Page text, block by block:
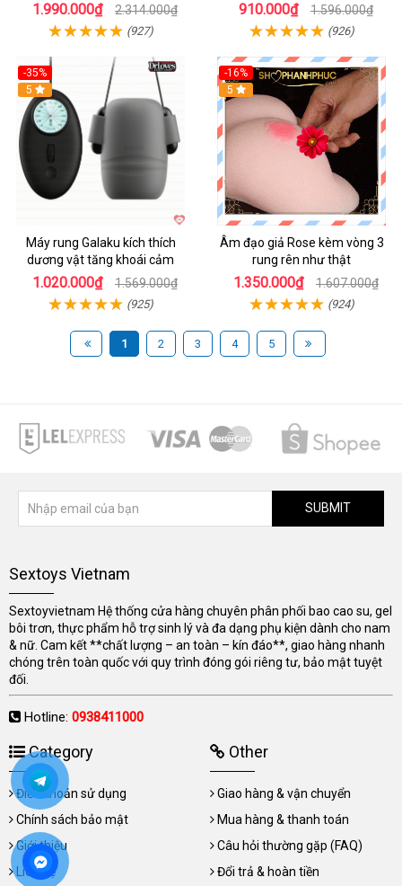
1.990.000₫ 2.314.000₫
(927)
910.000₫ 1.596.000₫
(926)
-35%
Hot
5
Máy rung Galaku kích thích
dương vật tăng khoái cảm
1.020.000₫ 1.569.000₫
(925)
-16%
5
Âm đạo giả Rose kèm vòng 3
rung rên như thật
1.350.000₫ 1.607.000₫
(924)
1 2 3 4 5
SUBMIT
Sextoys Vietnam
Sextoyvietnam Hệ thống cửa hàng chuyên phân phối bao cao su, gel
bôi trơn, thực phẩm hỗ trợ sinh lý và đa dạng phụ kiện dành cho nam
& nữ. Cam kết **chất lượng – an toàn – kín đáo**, giao hàng nhanh
chóng trên toàn quốc với quy trình đóng gói riêng tư, bảo mật tuyệt
đối.
Hotline: 0938411000
Category
Điều khoản sử dụng
Chính sách bảo mật
Giới thiệu
Liên hệ
Other
Giao hàng & vận chuyển
Mua hàng & thanh toán
Câu hỏi thường gặp (FAQ)
Đổi trả & hoàn tiền